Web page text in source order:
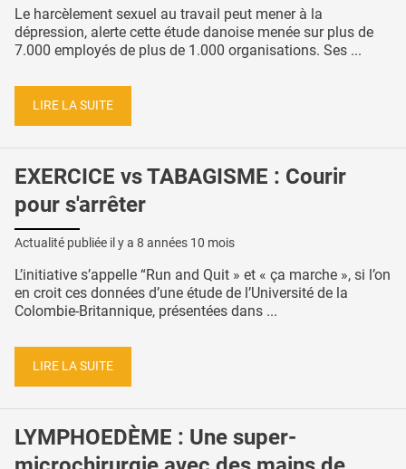
Le harcèlement sexuel au travail peut mener à la
dépression, alerte cette étude danoise menée sur plus de
7.000 employés de plus de 1.000 organisations. Ses ...
LIRE LA SUITE
EXERCICE vs TABAGISME : Courir
pour s'arrêter
Actualité publiée il y a 8 années 10 mois
L’initiative s’appelle “Run and Quit » et « ça marche », si l’on
en croit ces données d’une étude de l’Université de la
Colombie-Britannique, présentées dans ...
LIRE LA SUITE
LYMPHOEDÈME : Une super-